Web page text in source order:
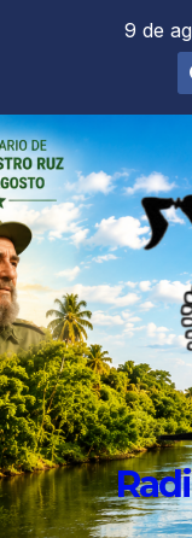
9 de